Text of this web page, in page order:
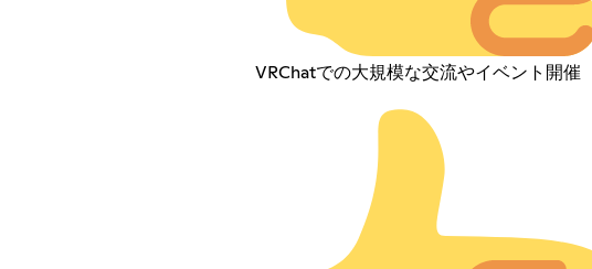
VRChatでの大規模な交流やイベント開催